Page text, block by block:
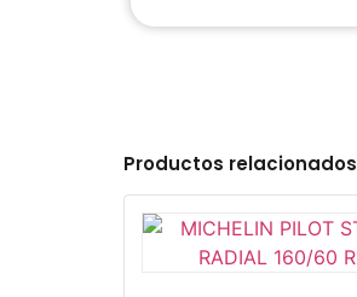
Productos relacionados